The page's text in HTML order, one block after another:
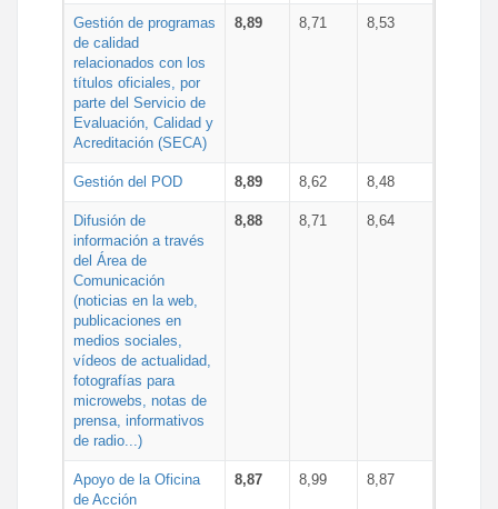
Gestión de programas
de calidad
relacionados con los
títulos oficiales, por
parte del Servicio de
Evaluación, Calidad y
Acreditación (SECA)
8,89 8,71 8,53
Gestión del POD 8,89 8,62 8,48
Difusión de
información a través
del Área de
Comunicación
(noticias en la web,
publicaciones en
medios sociales,
vídeos de actualidad,
fotografías para
microwebs, notas de
prensa, informativos
de radio...)
8,88 8,71 8,64
Apoyo de la Oficina
de Acción
8,87 8,99 8,87